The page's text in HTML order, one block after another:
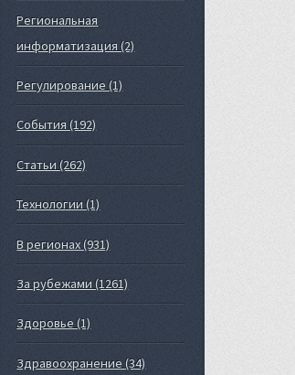
Региональная
информатизация (2)
Регулирование (1)
События (192)
Статьи (262)
Технологии (1)
В регионах (931)
За рубежами (1261)
Здоровье (1)
Здравоохранение (34)